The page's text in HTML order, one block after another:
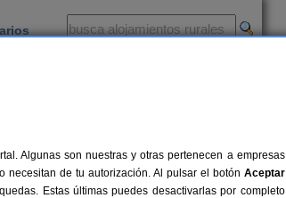
Algunas son nuestras y otras pertenecen a empresas
necesitan de tu autorización. Al pulsar el botón Aceptar
Estas últimas puedes desactivarlas por completo